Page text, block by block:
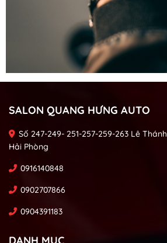
SALON QUANG HƯNG AUTO
Số 247-249- 251-257-259-263 Lê
Hải Phòng
0916140848
0902707866
0904391183